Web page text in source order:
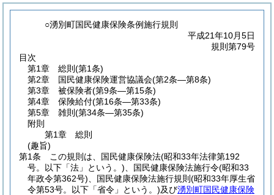
○湧別町国民健康保険条例施行規則
平成21年10月5日
規則第79号
目次
第1章
総則 (第1条)
第2章
国民健康保険運営協議会(第2条―第8条)
第3章
被保険者(第9条―第15条)
第4章
保険給付(第16条―第33条)
第5章
雑則 (第34条―第35条)
附則
第1章
総則
(趣旨)
第1条
この規則は、国民健康保険法(昭和33年法律第192
号。以下「法」という。) 、国民健康保険法施行令(昭和33
年政令第362号) 、国民健康保険法施行規則 (昭和33年厚生省
令第53号。以下「省令」という。)及び湧別町国民健康保険